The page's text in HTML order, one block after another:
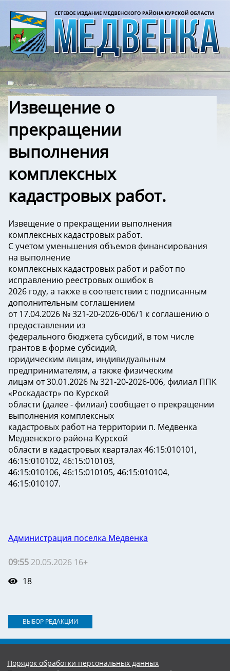
Извещение о
прекращении
выполнения
комплексных
кадастровых работ.
Извещение о прекращении выполнения
комплексных кадастровых работ.
С учетом уменьшения объемов финансирования
на выполнение
комплексных кадастровых работ и работ по
исправлению реестровых ошибок в
2026 году, а также в соответствии с подписанным
дополнительным соглашением
от 17.04.2026 № 321-20-2026-006/1 к соглашению о
предоставлении из
федерального бюджета субсидий, в том числе
грантов в форме субсидий,
юридическим лицам, индивидуальным
предпринимателям, а также физическим
лицам от 30.01.2026 № 321-20-2026-006, филиал ППК
«Роскадастр» по Курской
области (далее - филиал) сообщает о прекращении
выполнения комплексных
кадастровых работ на территории п. Медвенка
Медвенского района Курской
области в кадастровых кварталах 46:15:010101,
46:15:010102, 46:15:010103,
46:15:010106, 46:15:010105, 46:15:010104,
46:15:010107.
Администрация поселка Медвенка
09:55 20.05.2026 16+
18
ВЫБОР РЕДАКЦИИ
Порядок обработки персональных данных